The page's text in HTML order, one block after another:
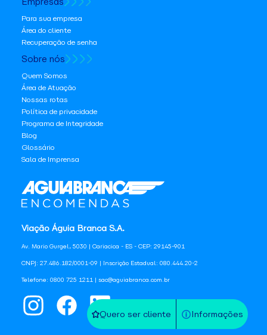
Quero ser cliente Informações
Viação Águia Branca S.A.
Av. Mario Gurgel, 5030 | Cariacica - ES - CEP: 29145-901
CNPJ: 27.486.182/0001-09 | Inscrição Estadual: 080.444.20-2
Telefone: 0800 725 1211 | sac@aguiabranca.com.br
Para sua empresa
Área do cliente
Recuperação de senha
Sobre nós
Quem Somos
Área de Atuação
Nossas rotas
Política de privacidade
Programa de Integridade
Blog
Glossário
Sala de Imprensa